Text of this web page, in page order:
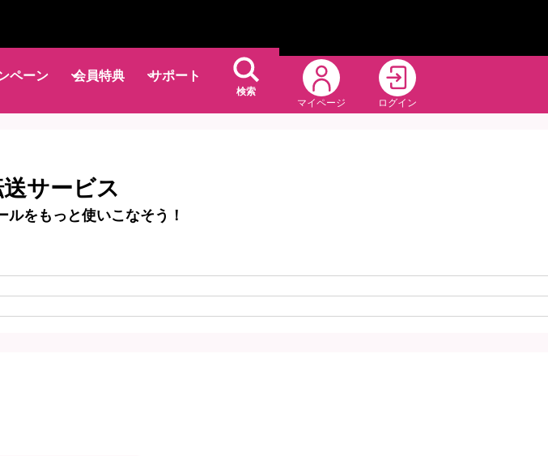
ペーン 会員特典 サポート
検索
マイページ ログイン
サービス
をもっと使いこなそう！